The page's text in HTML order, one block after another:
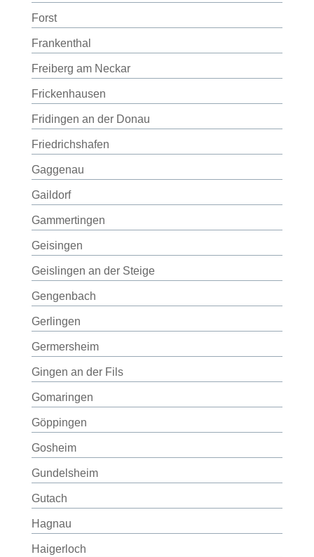
Forst
Frankenthal
Freiberg am Neckar
Frickenhausen
Fridingen an der Donau
Friedrichshafen
Gaggenau
Gaildorf
Gammertingen
Geisingen
Geislingen an der Steige
Gengenbach
Gerlingen
Germersheim
Gingen an der Fils
Gomaringen
Göppingen
Gosheim
Gundelsheim
Gutach
Hagnau
Haigerloch